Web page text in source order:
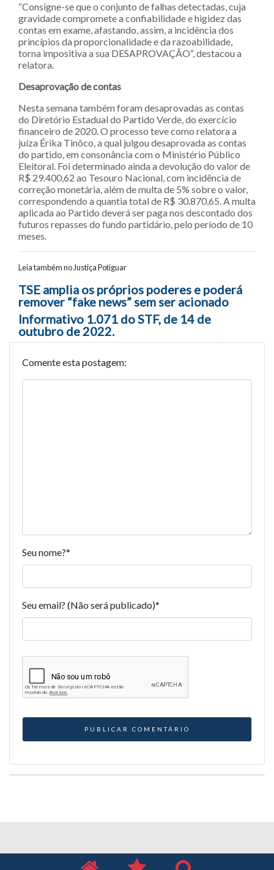
“Consigne-se que o conjunto de falhas detectadas, cuja
gravidade compromete a confiabilidade e higidez das
contas em exame, afastando, assim, a incidência dos
princípios da proporcionalidade e da razoabilidade,
torna impositiva a sua DESAPROVAÇÃO“, destacou a
relatora.
Desaprovação de contas
Nesta semana também foram desaprovadas as contas
do Diretório Estadual do Partido Verde, do exercício
financeiro de 2020. O processo teve como relatora a
juíza Érika Tinôco, a qual julgou desaprovada as contas
do partido, em consonância com o Ministério Público
Eleitoral. Foi determinado ainda a devolução do valor de
R$ 29.400,62 ao Tesouro Nacional, com incidência de
correção monetária, além de multa de 5% sobre o valor,
correspondendo a quantia total de R$ 30.870,65. A multa
aplicada ao Partido deverá ser paga nos descontado dos
futuros repasses do fundo partidário, pelo período de 10
meses.
Leia também no Justiça Potiguar
Navegação entre posts
TSE amplia os próprios poderes e poderá
remover “fake news” sem ser acionado
Informativo 1.071 do STF, de 14 de
outubro de 2022.
Comente esta postagem:
Seu nome?*
Seu email? (Não será publicado)*